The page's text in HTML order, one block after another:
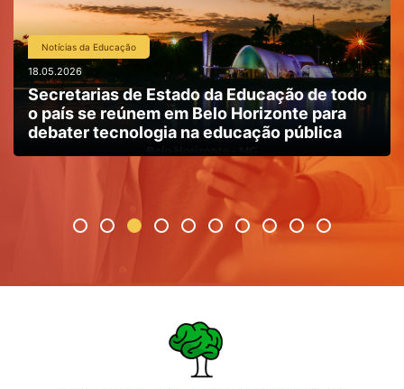
Notícias da Educação
18.05.2026
Secretarias de Estado da Educação de todo
o país se reúnem em Belo Horizonte para
debater tecnologia na educação pública